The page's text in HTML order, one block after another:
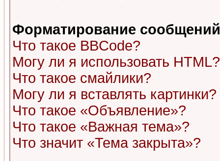
Форматирование
Что такое BBCode?
Могу ли я использовать HTML?
Что такое смайлики?
Могу ли я вставлять картинки?
Что такое «Объявление»?
Что такое «Важная тема»?
Что значит «Тема закрыта»?